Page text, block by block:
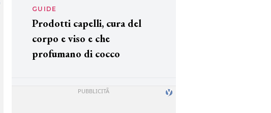
GUIDE
Prodotti capelli, cura del
corpo e viso e che
profumano di cocco